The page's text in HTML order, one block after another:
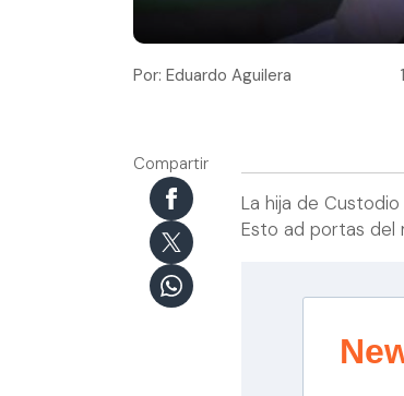
Por: Eduardo Aguilera
Compartir
La hija de
Esto ad portas del